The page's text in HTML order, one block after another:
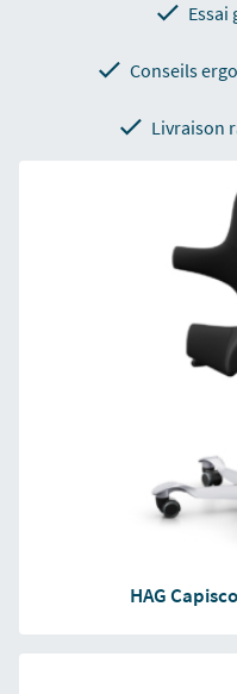
Essai
Conseils
Livraison
HAG